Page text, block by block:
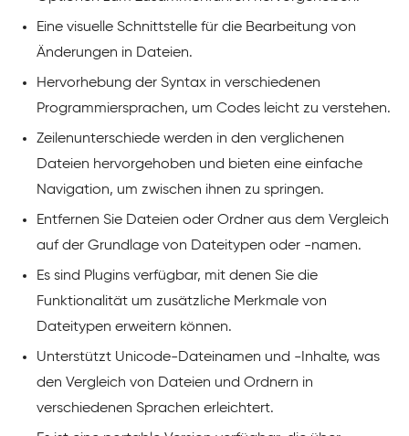
Eine visuelle Schnittstelle für die Bearbeitung von
Änderungen in Dateien.
Hervorhebung der Syntax in verschiedenen
Programmiersprachen, um Codes leicht zu verstehen.
Zeilenunterschiede werden in den verglichenen
Dateien hervorgehoben und bieten eine einfache
Navigation, um zwischen ihnen zu springen.
Entfernen Sie Dateien oder Ordner aus dem Vergleich
auf der Grundlage von Dateitypen oder -namen.
Es sind Plugins verfügbar, mit denen Sie die
Funktionalität um zusätzliche Merkmale von
Dateitypen erweitern können.
Unterstützt Unicode-Dateinamen und -Inhalte, was
den Vergleich von Dateien und Ordnern in
verschiedenen Sprachen erleichtert.